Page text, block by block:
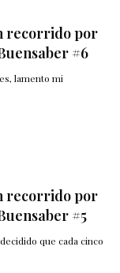
recorrido por
#6
lamento mi
recorrido por
#5
que cada cinco